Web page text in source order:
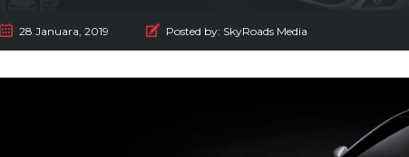
28 Januara, 2019 Posted by: SkyRoads Media